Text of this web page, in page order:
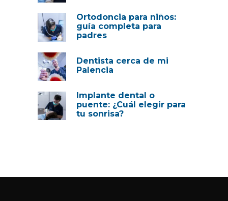
Ortodoncia para niños:
guía completa para
padres
Dentista cerca de mi
Palencia
Implante dental o
puente: ¿Cuál elegir para
tu sonrisa?